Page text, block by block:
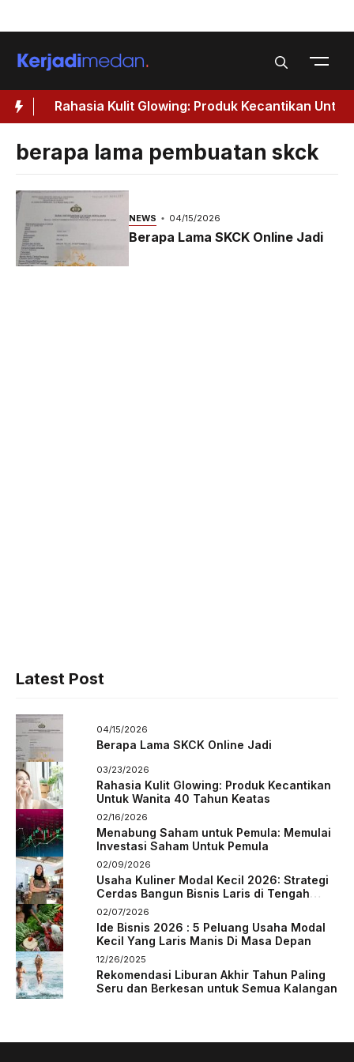
to
Rahasia Kulit Glowing: Produk Kecantikan Untuk
Wanita 40 Tahun Keatas
berapa lama pembuatan skck
NEWS 04/15/2026
Berapa Lama SKCK Online Jadi
Latest Post
04/15/2026
Berapa Lama SKCK Online Jadi
03/23/2026
Rahasia Kulit Glowing: Produk Kecantikan
Untuk Wanita 40 Tahun Keatas
02/16/2026
Menabung Saham untuk Pemula: Memulai
Investasi Saham Untuk Pemula
02/09/2026
Usaha Kuliner Modal Kecil 2026: Strategi
Cerdas Bangun Bisnis Laris di Tengah
Persaingan
02/07/2026
Ide Bisnis 2026 : 5 Peluang Usaha Modal
Kecil Yang Laris Manis Di Masa Depan
12/26/2025
Rekomendasi Liburan Akhir Tahun Paling
Seru dan Berkesan untuk Semua Kalangan